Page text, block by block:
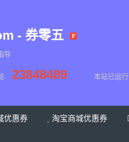
- 券零五
导
23848489 本站已运行
优惠券 淘宝商城优惠券